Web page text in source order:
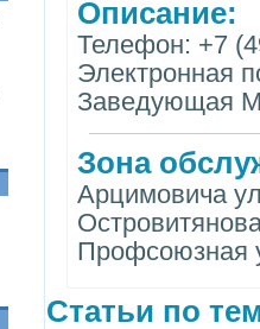
Описание:
Телефон: +7
Электронная
Заведующая
Зона
Арцимовича
Профсоюзная
Статьи по